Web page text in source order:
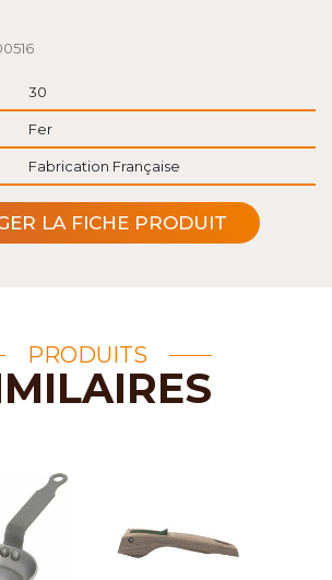
30
Fer
Fabrication Française
LA FICHE PRODUIT
PRODUITS